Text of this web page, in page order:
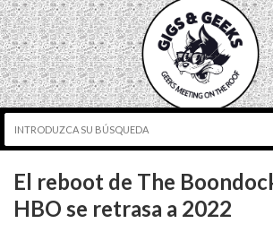
El reboot de The
HBO se retrasa a 2022